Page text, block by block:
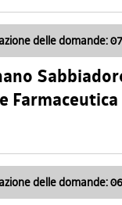
delle domande:
delle domande: